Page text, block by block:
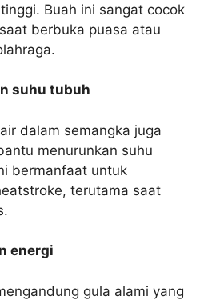
Buah ini sangat cocok
berbuka puasa atau
suhu tubuh
dalam semangka juga
menurunkan suhu
bermanfaat untuk
terutama saat
energi
gula alami yang